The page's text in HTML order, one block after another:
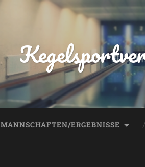
MANNSCHAFTEN/ERGEBNISSE